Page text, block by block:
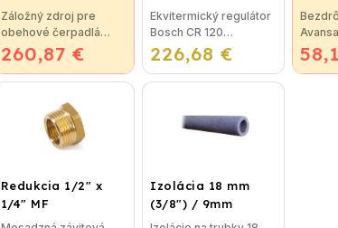
260,87 €
Záložný zdroj pre
obehové čerpadlá
Avansa 700 W
Technické údaje
Maximálna kapacita:
menovitý výkon: 700W
Hlavné vstupné...
226,68 €
Ekvitermický regulátor
Bosch CR 120
(Regulátor CR 120 je
nový model po FW 120,
ktorý sa vyrábal do
Redukcia 1/2" x
1/4" MF
Izolácia 18 mm
(3/8") / 9mm